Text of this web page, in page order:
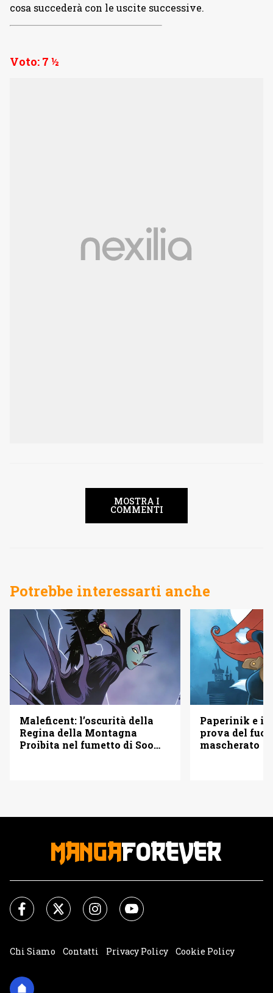
cosa succederà con le uscite successive.
Voto: 7 ½
MOSTRA I
COMMENTI
Potrebbe interessarti anche
Maleficent: l’oscurità della
Regina della Montagna
Proibita nel fumetto di Soo
Paperinik e i
prova del
mascherato
Chi Siamo Contatti Privacy Policy
Cookie Policy